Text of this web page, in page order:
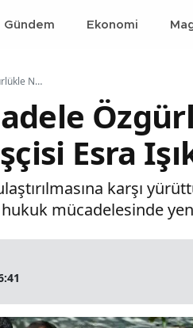
Gündem Ekonomi
42 Günlük Mücadele Özgürlükle Noktalandı: Akbelen Direnişçisi Esra Işık Tahliye Edildi
Esra
karşı
mücadelesinde